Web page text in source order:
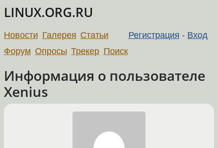
LINUX.ORG.RU
Регистрация - Вход
Новости Галерея Статьи
Форум Опросы Трекер Поиск
Информация о пользователе
Xenius